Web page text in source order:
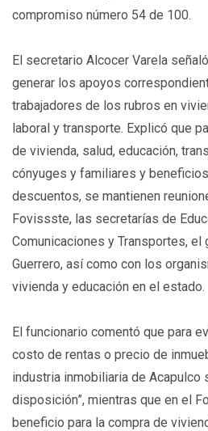
compromiso número 54 de 100.
El secretario Alcocer Varela
generar los apoyos
trabajadores de los rubros en
laboral y transporte. Explicó que
de vivienda, salud, educación,
cónyuges y familiares y
descuentos, se mantienen
Fovissste, las secretarías de
Comunicaciones y Transportes, el
Guerrero, así como con los
vivienda y educación en el estado.
El funcionario comentó que para
costo de rentas o precio de
industria inmobiliaria de Acapulco
disposición”, mientras que en el
beneficio para la compra de